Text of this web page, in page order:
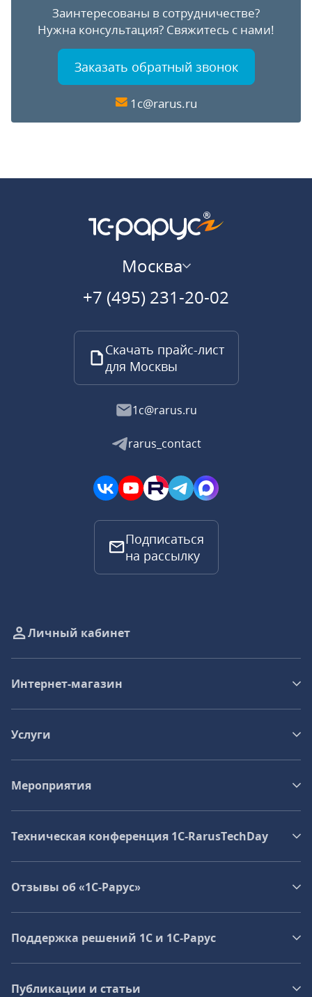
Заинтересованы в сотрудничестве?
Нужна консультация? Свяжитесь с нами!
Заказать обратный звонок
1c@rarus.ru
Москва
+7 (495) 231-20-02
Скачать прайс-лист
для Москвы
1c@rarus.ru
rarus_contact
Подписаться
на рассылку
Личный кабинет
Интернет-магазин
Услуги
Мероприятия
Техническая конференция 1C‑RarusTechDay
Отзывы об «1С-Рарус»
Поддержка решений 1С и 1С‑Рарус
Публикации и статьи